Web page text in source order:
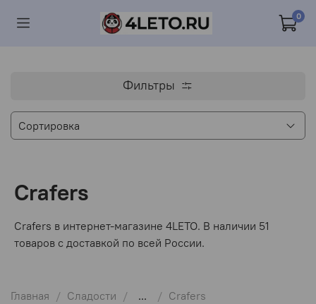
0
Фильтры
Crafers
Crafers в интернет-магазине 4LETO. В наличии 51
товаров с доставкой по всей России.
Главная Сладости ... Crafers